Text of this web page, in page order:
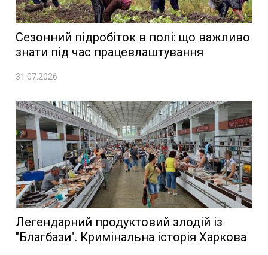
Сезонний підробіток в полі: що важливо
знати під час працевлаштування
31.07.2026
Легендарний продуктовий злодій із
"Благбази". Кримінальна історія Харкова